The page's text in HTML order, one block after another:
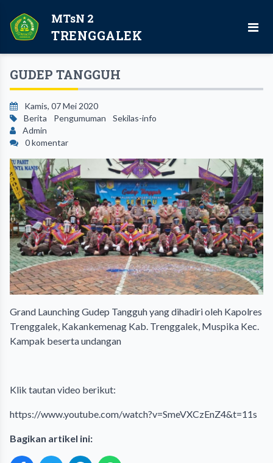
MTsN 2
TRENGGALEK
GUDEP TANGGUH
Kamis, 07 Mei 2020
Berita
Pengumuman
Sekilas-info
Admin
0 komentar
Grand Launching Gudep Tangguh yang dihadiri oleh Kapolres
Trenggalek, Kakankemenag Kab. Trenggalek, Muspika Kec.
Kampak beserta undangan
Klik tautan video berikut:
https://www.youtube.com/watch?v=SmeVXCzEnZ4&t=11s
Bagikan artikel ini: